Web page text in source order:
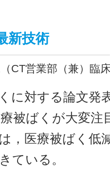
新技術
CT営業部（兼）臨
に対する論文発
被ばくが大変注
，医療被ばく低
ている。